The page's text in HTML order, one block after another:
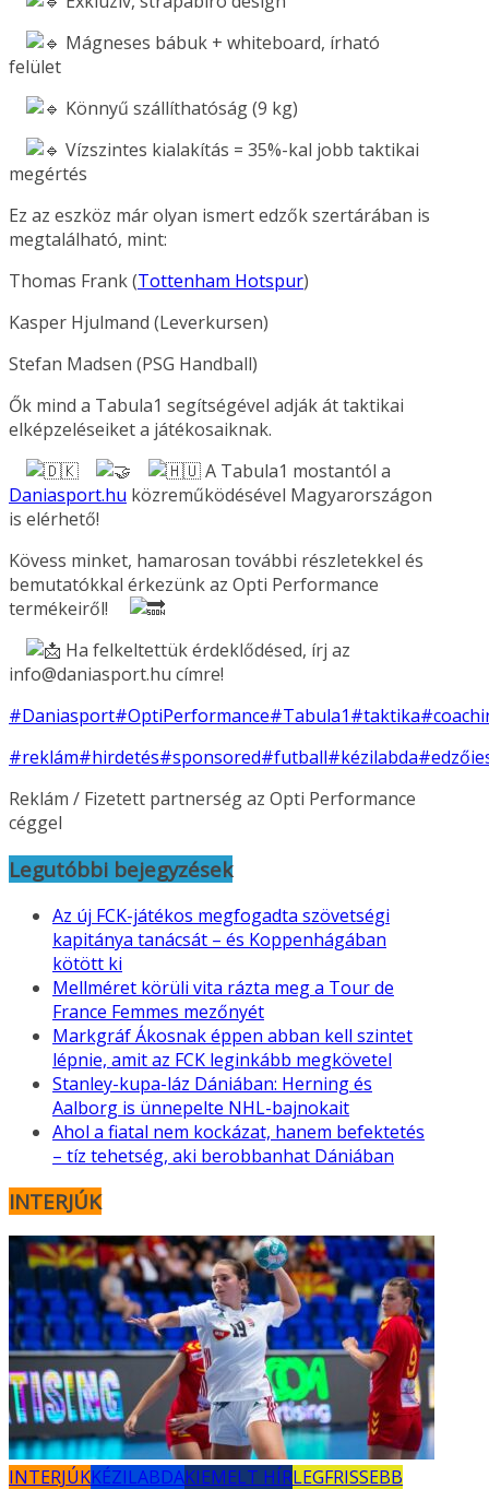
Mágneses bábuk + whiteboard, írható
felület
Könnyű szállíthatóság (9 kg)
Vízszintes kialakítás = 35%-kal jobb taktikai
megértés
Ez az eszköz már olyan ismert edzők szertárában is
megtalálható, mint:
Thomas Frank (Tottenham Hotspur)
Kasper Hjulmand (Leverkursen)
Stefan Madsen (PSG Handball)
Ők mind a Tabula1 segítségével adják át taktikai
elképzeléseiket a játékosaiknak.
A Tabula1 mostantól a
Daniasport.hu közreműködésével Magyarországon
is elérhető!
Kövess minket, hamarosan további részletekkel és
bemutatókkal érkezünk az Opti Performance
termékeiről!
Ha felkeltettük érdeklődésed, írj az
info@daniasport.hu címre!
#Daniasport#OptiPerformance#Tabula1#taktika
#reklám#hirdetés#sponsored#futball#kézilabda
Reklám / Fizetett partnerség az Opti Performance
céggel
Legutóbbi bejegyzések
Az új FCK-játékos megfogadta szövetségi
kapitánya tanácsát – és Koppenhágában
kötött ki
Mellméret körüli vita rázta meg a Tour de
France Femmes mezőnyét
Markgráf Ákosnak éppen abban kell szintet
lépnie, amit az FCK leginkább megkövetel
Stanley-kupa-láz Dániában: Herning és
Aalborg is ünnepelte NHL-bajnokait
Ahol a fiatal nem kockázat, hanem befektetés
– tíz tehetség, aki berobbanhat Dániában
INTERJÚK
INTERJÚKKÉZILABDAKIEMELT HÍRLEGFRISSEBB